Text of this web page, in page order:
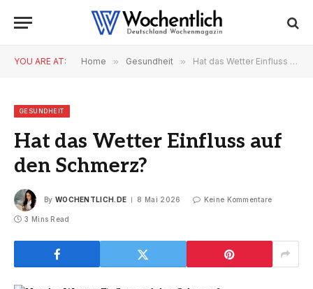
YOU ARE AT: Home » Gesundheit » Hat das Wetter Einfluss auf den Schmerz?
GESUNDHEIT
Hat das Wetter Einfluss auf
den Schmerz?
By WOCHENTLICH.DE 8 Mai 2026 Keine Kommentare
3 Mins Read